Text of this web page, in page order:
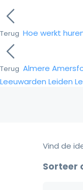
Terug Hoe werkt
Terug Almere
Leeuwarden Leiden
Vind de
Sorteer